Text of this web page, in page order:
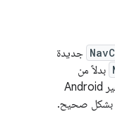
جديدة
بدلاً من
. يتيح ذلك للمنصات الأخرى غير Android
بشكل صحيح.